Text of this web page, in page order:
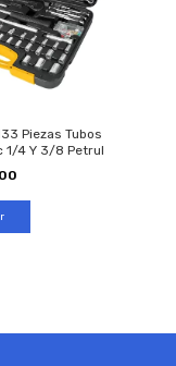
Piezas Tubos
1/4 Y 3/8 Petrul